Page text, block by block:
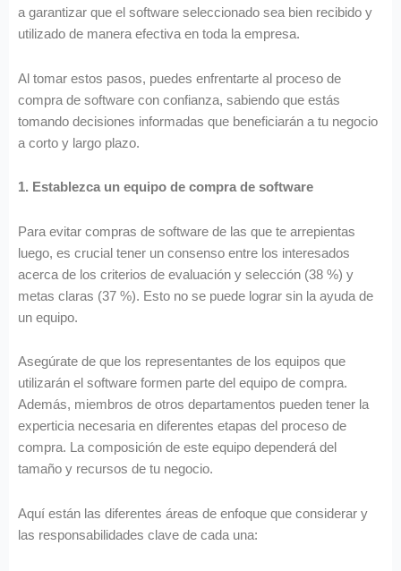
a garantizar que el software seleccionado sea bien recibido y
utilizado de manera efectiva en toda la empresa.
Al tomar estos pasos, puedes enfrentarte al proceso de
compra de software con confianza, sabiendo que estás
tomando decisiones informadas que beneficiarán a tu negocio
a corto y largo plazo.
1. Establezca un equipo de compra de software
Para evitar compras de software de las que te arrepientas
luego, es crucial tener un consenso entre los interesados
acerca de los criterios de evaluación y selección (38 %) y
metas claras (37 %). Esto no se puede lograr sin la ayuda de
un equipo.
Asegúrate de que los representantes de los equipos que
utilizarán el software formen parte del equipo de compra.
Además, miembros de otros departamentos pueden tener la
experticia necesaria en diferentes etapas del proceso de
compra. La composición de este equipo dependerá del
tamaño y recursos de tu negocio.
Aquí están las diferentes áreas de enfoque que considerar y
las responsabilidades clave de cada una: